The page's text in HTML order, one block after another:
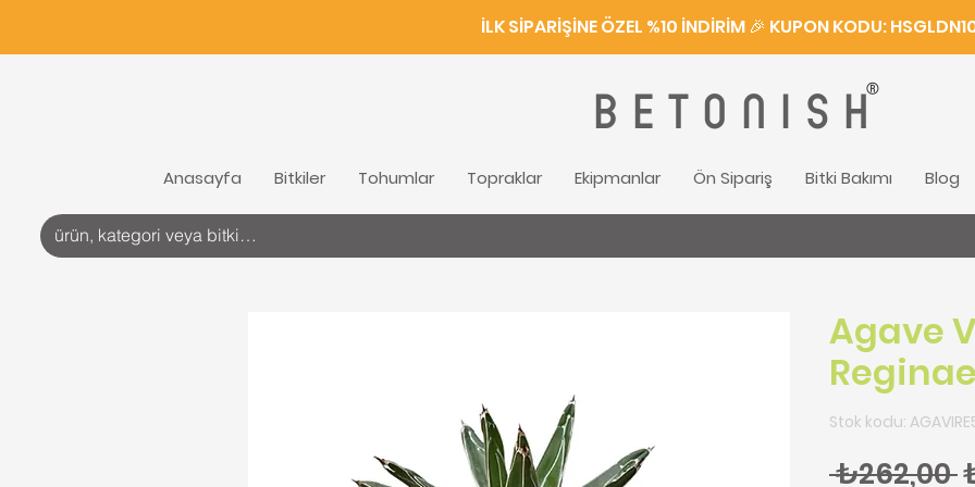
İLK SİPARİŞİNE ÖZEL %10 İNDİRİM 🎉 KUPON KODU:
BETONISH ®
Anasayfa Bitkiler Tohumlar Topraklar Ekipmanlar Ön Sipariş Bitki Bakımı Blog
Agave
Reginae
Stok kodu:
₺262,00